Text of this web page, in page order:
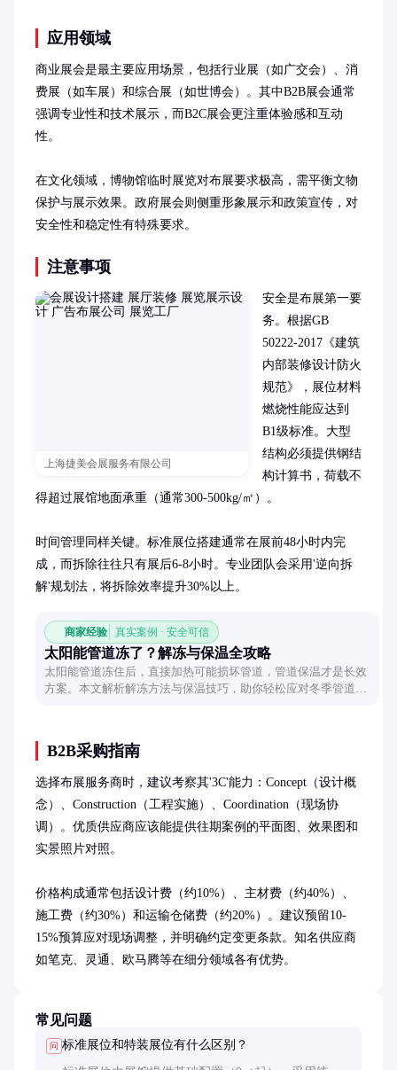
应用领域
商业展会是最主要应用场景，包括行业展（如广交会）、消
费展（如车展）和综合展（如世博会）。其中B2B展会通常
强调专业性和技术展示，而B2C展会更注重体验感和互动
性。
在文化领域，博物馆临时展览对布展要求极高，需平衡文物
保护与展示效果。政府展会则侧重形象展示和政策宣传，对
安全性和稳定性有特殊要求。
注意事项
上海捷美会展服务有限公司
安全是布展第一要
务。根据GB
50222-2017《建筑
内部装修设计防火
规范》，展位材料
燃烧性能应达到
B1级标准。大型
结构必须提供钢结
构计算书，荷载不
得超过展馆地面承重（通常300-500kg/㎡）。
时间管理同样关键。标准展位搭建通常在展前48小时内完
成，而拆除往往只有展后6-8小时。专业团队会采用'逆向拆
解'规划法，将拆除效率提升30%以上。
商家经验 真实案例 · 安全可信
太阳能管道冻了？解冻与保温全攻略
太阳能管道冻住后，直接加热可能损坏管道，管道保温才是长效
方案。本文解析解冻方法与保温技巧，助你轻松应对冬季管道冻
B2B采购指南
选择布展服务商时，建议考察其'3C'能力：Concept（设计概
念）、Construction（工程实施）、Coordination（现场协
调）。优质供应商应该能提供往期案例的平面图、效果图和
实景照片对照。
价格构成通常包括设计费（约10%）、主材费（约40%）、
施工费（约30%）和运输仓储费（约20%）。建议预留10-
15%预算应对现场调整，并明确约定变更条款。知名供应商
如笔克、灵通、欧马腾等在细分领域各有优势。
常见问题
问 标准展位和特装展位有什么区别？